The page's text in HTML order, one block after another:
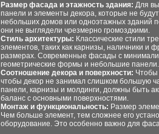
Размер фасада и этажность здания: Для
панели и элементы декора, которые не
небольших домов или одноэтажных зданий
они не выглядели чрезмерно громоздкими.
Стиль архитектуры: Классические стили
элементов, таких как карнизы, наличники и
размерах. Современные фасады с
геометрические формы и небольшие панели.
Соотношение декора и поверхности: Чтобы
чтобы декор не занимал слишком большую
панели, карнизы и молдинги, должны быть
баланс с основными поверхностями.
Монтаж и функциональность: Размер
Чем больше элемент, тем сложнее его
оборудование. Это особенно важно для